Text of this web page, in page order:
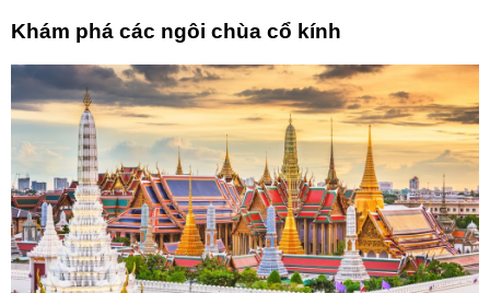
Khám phá các ngôi chùa cổ kính